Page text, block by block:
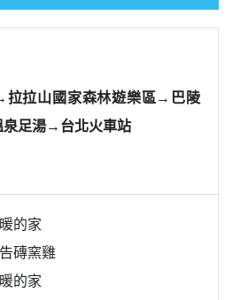
拉拉山國家森林遊樂區→巴陵
足湯→台北火車站
的家
磚窯雞
的家